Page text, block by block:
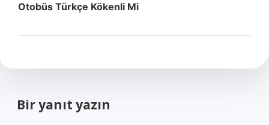
Otobüs Türkçe Kökenli Mi
Bir yanıt yazın